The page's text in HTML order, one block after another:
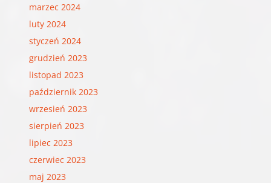
marzec 2024
luty 2024
styczeń 2024
grudzień 2023
listopad 2023
październik 2023
wrzesień 2023
sierpień 2023
lipiec 2023
czerwiec 2023
maj 2023